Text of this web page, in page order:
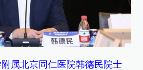
属北京同仁医院韩德民院士